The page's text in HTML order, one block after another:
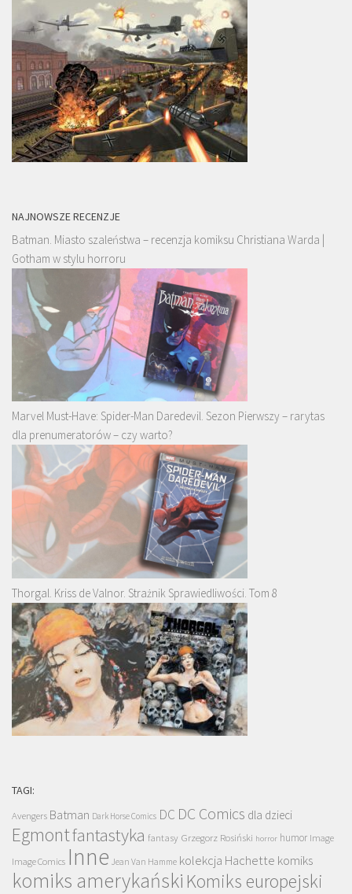
NAJNOWSZE RECENZJE
Batman. Miasto szaleństwa – recenzja komiksu Christiana Warda |
Gotham w stylu horroru
Marvel Must-Have: Spider-Man Daredevil. Sezon Pierwszy – rarytas
dla prenumeratorów – czy warto?
Thorgal. Kriss de Valnor. Strażnik Sprawiedliwości. Tom 8
TAGI:
Avengers Batman Dark Horse Comics DC DC Comics dla dzieci
Egmontfantastyka fantasy Grzegorz Rosiński horror humor Image
Image Comics Inne Jean Van Hamme kolekcja Hachette komiks
komiks amerykański Komiks europejski